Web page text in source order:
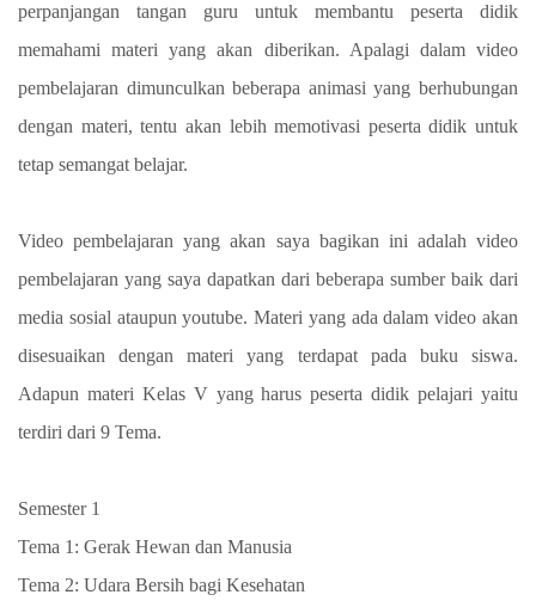
perpanjangan tangan guru untuk membantu peserta didik
memahami materi yang akan diberikan. Apalagi dalam video
pembelajaran dimunculkan beberapa animasi yang berhubungan
dengan materi, tentu akan lebih memotivasi peserta didik untuk
tetap semangat belajar.
Video pembelajaran yang akan saya bagikan ini adalah video
pembelajaran yang saya dapatkan dari beberapa sumber baik dari
media sosial ataupun youtube. Materi yang ada dalam video akan
disesuaikan dengan materi yang terdapat pada buku siswa.
Adapun materi Kelas V yang harus peserta didik pelajari yaitu
terdiri dari 9 Tema.
Semester 1
Tema 1: Gerak Hewan dan Manusia
Tema 2: Udara Bersih bagi Kesehatan